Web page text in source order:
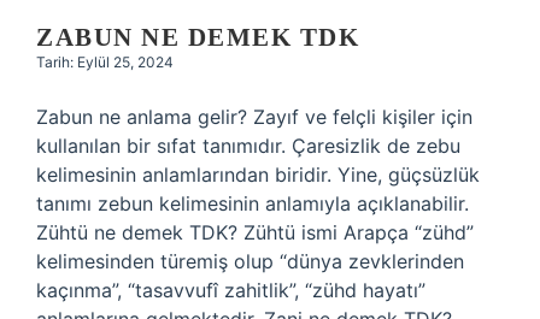
ZABUN NE DEMEK TDK
Tarih: Eylül 25, 2024
Zabun ne anlama gelir? Zayıf ve felçli kişiler için
kullanılan bir sıfat tanımıdır. Çaresizlik de zebu
kelimesinin anlamlarından biridir. Yine, güçsüzlük
tanımı zebun kelimesinin anlamıyla açıklanabilir.
Zühtü ne demek TDK? Zühtü ismi Arapça “zühd”
kelimesinden türemiş olup “dünya zevklerinden
kaçınma”, “tasavvufî zahitlik”, “zühd hayatı”